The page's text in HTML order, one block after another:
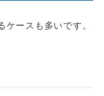
ースも多いです。